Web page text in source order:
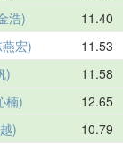
浩) 11.40
宏) 11.53
) 11.58
楠) 12.65
) 10.79